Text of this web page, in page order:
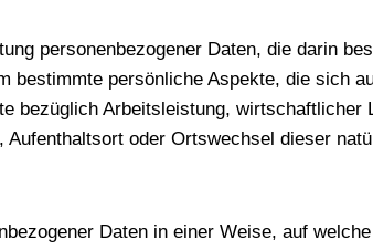
personenbezogener Daten, die darin
bestimmte persönliche Aspekte, die sich
bezüglich Arbeitsleistung, wirtschaftlicher
oder Ortswechsel dieser
Daten in einer Weise, auf